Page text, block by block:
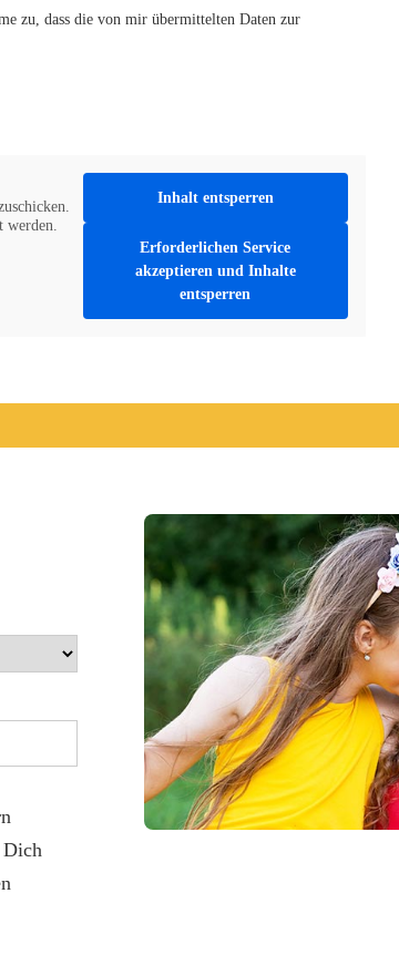
zu, dass die von mir übermittelten Daten zur
werden.
Inhalt entsperren
Erforderlichen Service
akzeptieren und Inhalte
entsperren
Dich